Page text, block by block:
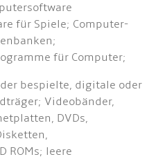
für Spiele; Computer-
für Computer;
bespielte, digitale oder
Videobänder,
DVDs,
ROMs; leere